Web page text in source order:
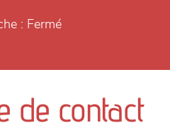
: Fermé
de contact